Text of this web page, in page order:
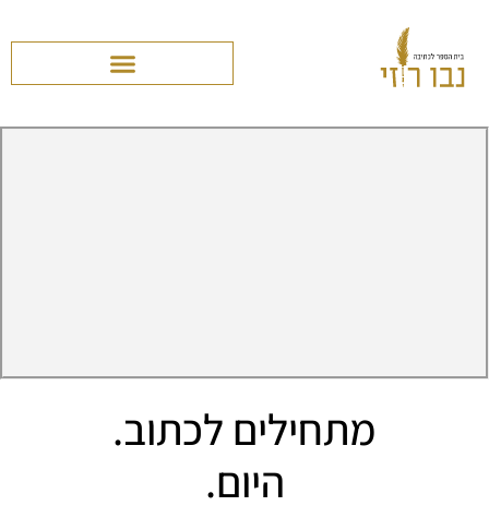
מתחילים לכתוב.
היום.